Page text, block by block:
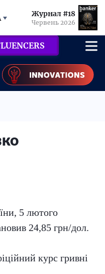
Журнал #18
Червень 2026
5 лютого
24,85 грн/дол.
курс гривні